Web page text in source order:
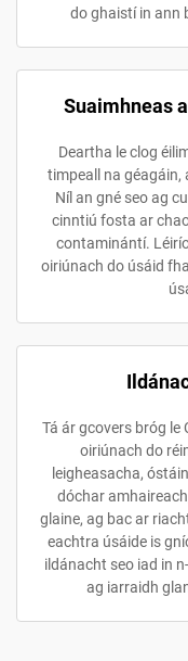
do ghaistí in ann
Suaimhneas
Deartha le clog
timpeall na géagáin,
Níl an gné seo ag
cinntiú fosta ar
contaminántí.
oiriúnach do úsáid
Tá ár gcovers bróg le
oiriúnach do
leigheasacha,
dóchar
glaine, ag bac ar
eachtra úsáide is
ildánacht seo iad in
ag iarraidh